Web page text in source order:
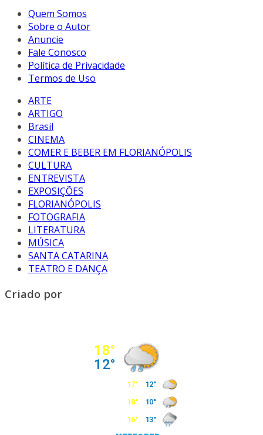
Quem Somos
Sobre o Autor
Anuncie
Fale Conosco
Política de Privacidade
Termos de Uso
ARTE
ARTIGO
Brasil
CINEMA
COMER E BEBER EM FLORIANÓPOLIS
CULTURA
ENTREVISTA
EXPOSIÇÕES
FLORIANÓPOLIS
FOTOGRAFIA
LITERATURA
MÚSICA
SANTA CATARINA
TEATRO E DANÇA
Criado por